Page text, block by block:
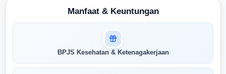
Masuk untuk melihat skor
pertandingan AI Anda
Manfaat & Keuntungan
BPJS Kesehatan & Ketenagakerjaan